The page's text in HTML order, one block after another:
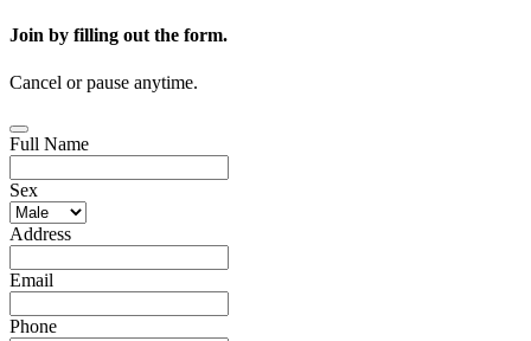
Join by filling out the form.
Cancel or pause anytime.
Full Name
Sex
Address
Email
Phone